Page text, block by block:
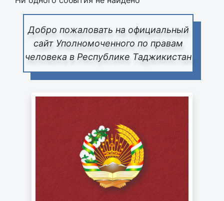
Добро пожаловать на официальный
сайт Уполномоченного по правам
человека в Республике Таджикистан